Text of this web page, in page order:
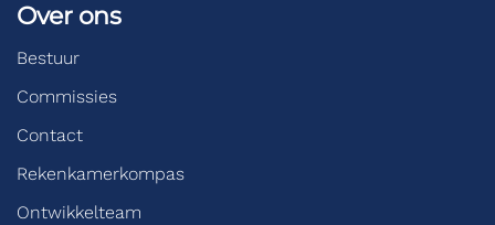
Over ons
Bestuur
Commissies
Contact
Rekenkamerkompas
Ontwikkelteam